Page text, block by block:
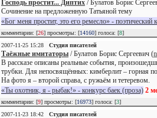
Господь простит... Диптих / Булатов Борис
Сочинение на предложенную Татьяной тему
«Бог меня простит, это его ремесло» - поэтический
комментарии: [26] просмотры: [14160] голоса: [8]
2007-11-25 15:28
Студия писателей
Таёжные имитаторы / Булатов Борис Сергеевич (
В рассказе описаны реальные события,
трубки. Для непосвящённых: кимберлит – горная
На фото я – второй справа, с ружьём и тетеревом.
«Ты охотник, я - рыбак!» - конкурс баек (проза) 2
комментарии: [9] просмотры: [16973] голоса: [3]
2007-11-23 18:42
Студия писателей